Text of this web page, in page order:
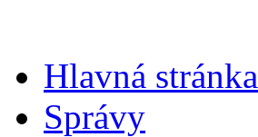
Hlavná stránka
Správy